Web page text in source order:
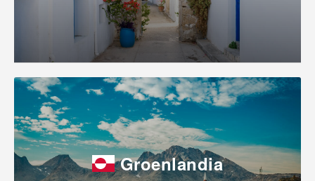
Groenlandia